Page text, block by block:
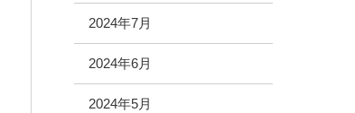
2024年7月
2024年6月
2024年5月